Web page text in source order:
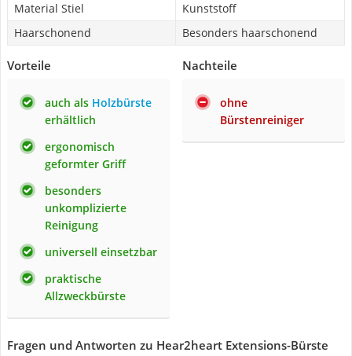
Material Stiel
Kunststoff
Haarschonend
Besonders haarschonend
Vorteile
auch als Holzbürste
erhältlich
ergonomisch
geformter Griff
besonders
unkomplizierte
Reinigung
universell einsetzbar
praktische
Allzweckbürste
Nachteile
ohne
Bürstenreiniger
Fragen und Antworten zu Hear2heart Extensions-Bürste